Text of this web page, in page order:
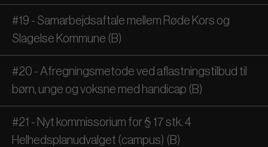
#19 - Samarbejdsaftale mellem Røde Kors og
Slagelse Kommune (B)
#20 - Afregningsmetode ved aflastningstilbud til
børn, unge og voksne med handicap (B)
#21 - Nyt kommissorium for § 17 stk. 4
Helhedsplanudvalget (campus) (B)